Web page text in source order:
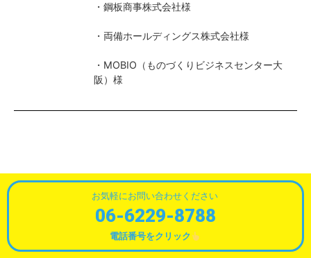
・鋼板商事株式会社様
・両備ホールディングス株式会社様
・MOBIO（ものづくりビジネスセンター大
阪）様
お気軽にお問い合わせください
06-6229-8788
電話番号をクリック